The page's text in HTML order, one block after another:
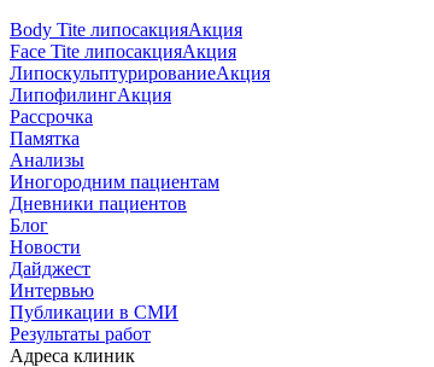
Body Tite липосакцияАкция
Face Tite липосакцияАкция
ЛипоскульптурированиеАкция
ЛипофилингАкция
Рассрочка
Памятка
Анализы
Иногородним пациентам
Дневники пациентов
Блог
Новости
Дайджест
Интервью
Публикации в СМИ
Результаты работ
Адреса клиник